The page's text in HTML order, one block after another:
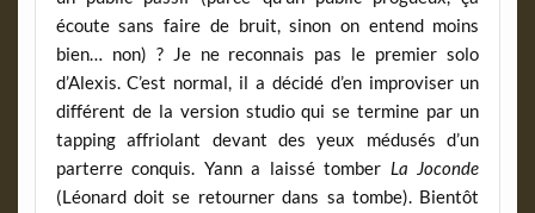
écoute sans faire de bruit, sinon on entend moins
bien… non) ? Je ne reconnais pas le premier solo
d’Alexis. C’est normal, il a décidé d’en improviser un
différent de la version studio qui se termine par un
tapping affriolant devant des yeux médusés d’un
parterre conquis. Yann a laissé tomber La Joconde
(Léonard doit se retourner dans sa tombe). Bientôt